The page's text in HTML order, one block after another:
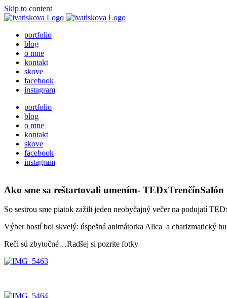
Skip to content
portfolio
blog
o mne
kontakt
skove
facebook
instagram
portfolio
blog
o mne
kontakt
skove
facebook
instagram
Ako sme sa reštartovali umením- TEDxTrenčínSalón
So sestrou sme piatok zažili jeden neobyčajný večer na podujatí
Výber hostí bol skvelý: úspešná animátorka Alica a charizmatický
Reči sú zbytočné…Radšej si pozrite fotky